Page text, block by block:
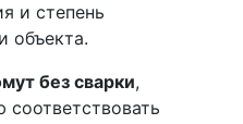
и степень
объекта.
без сварки,